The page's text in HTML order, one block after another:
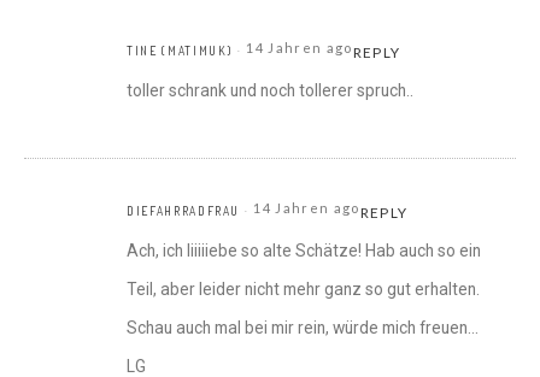
TINE (MATIMUK) 14 Jahren agoREPLY
toller schrank und noch tollerer spruch..
DIEFAHRRADFRAU 14 Jahren agoREPLY
Ach, ich liiiiiebe so alte Schätze! Hab auch so ein
Teil, aber leider nicht mehr ganz so gut erhalten.
Schau auch mal bei mir rein, würde mich freuen…
LG